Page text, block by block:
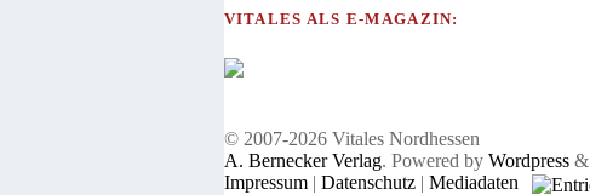
VITALES ALS E-MAGAZIN:
© 2007-2026 Vitales Nordhessen
A. Bernecker Verlag. Powered by Wordpress&
Impressum| Datenschutz| Mediadaten